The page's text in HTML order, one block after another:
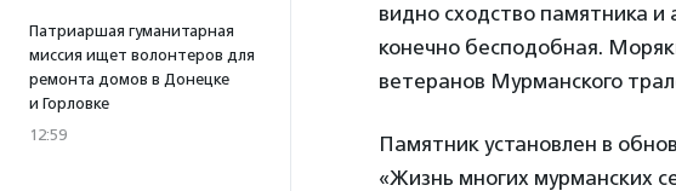
Патриаршая гуманитарная
миссия ищет волонтеров для
ремонта домов в Донецке
и Горловке
12:59
видно сходство памятника
конечно бесподобная.
ветеранов Мурманского
Памятник установлен в
«Жизнь многих мурманских